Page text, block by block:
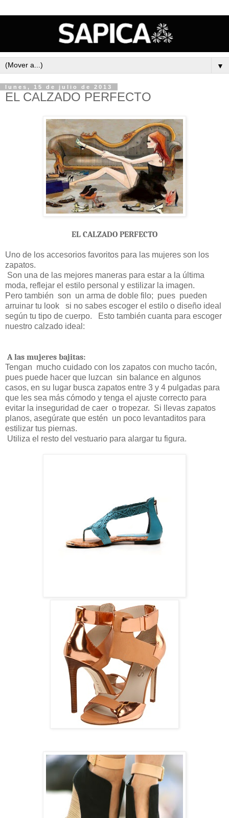
▼
lunes, 15 de julio de 2013
EL CALZADO PERFECTO
EL CALZADO PERFECTO
Uno de los accesorios favoritos para las mujeres son los
zapatos.
Son una de las mejores maneras para estar a la última
moda, reflejar el estilo personal y estilizar la imagen.
Pero también son un arma de doble filo; pues pueden
arruinar tu look
si no sabes escoger el estilo o diseño ideal
según tu tipo de cuerpo.
Esto también cuanta para escoger
nuestro calzado ideal:
A las mujeres bajitas:
Tengan mucho cuidado con los zapatos con mucho tacón,
pues puede hacer que luzcan sin balance en algunos
casos, en su lugar busca zapatos entre 3 y 4 pulgadas para
que les sea más cómodo y tenga el ajuste correcto para
evitar la inseguridad de caer o tropezar. Si llevas zapatos
planos, asegúrate que estén un poco levantaditos para
estilizar tus piernas.
Utiliza el resto del vestuario para alargar tu figura.